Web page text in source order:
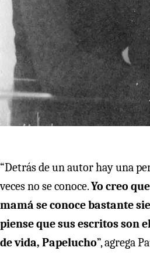
“Detrás de un autor hay una
veces no se conoce.Yo creo
mamá se conoce bastante
piense que sus escritos son
de vida, Papelucho”, agrega